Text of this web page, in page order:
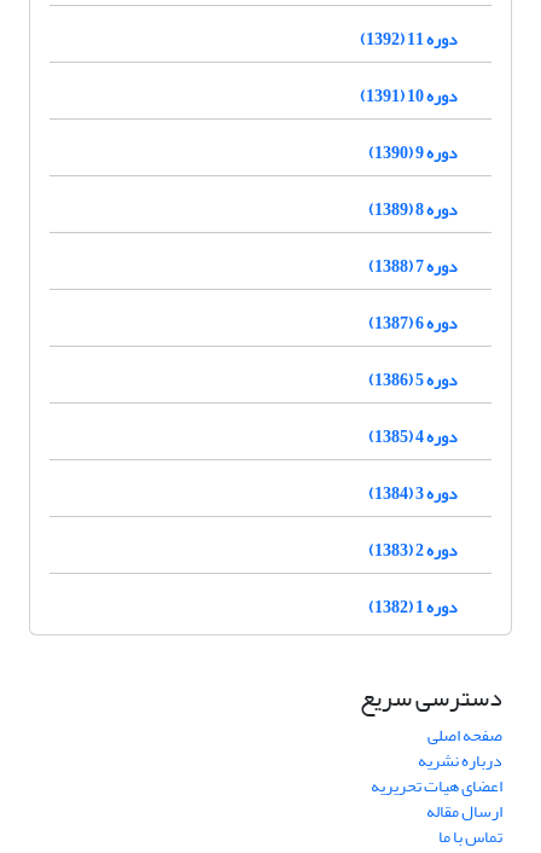
دوره 11 (1392)
دوره 10 (1391)
دوره 9 (1390)
دوره 8 (1389)
دوره 7 (1388)
دوره 6 (1387)
دوره 5 (1386)
دوره 4 (1385)
دوره 3 (1384)
دوره 2 (1383)
دوره 1 (1382)
دسترسی سریع
صفحه اصلی
درباره نشریه
اعضای هیات تحریریه
ارسال مقاله
تماس با ما